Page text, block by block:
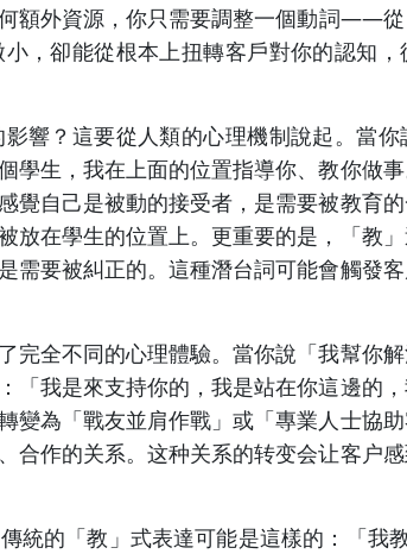
額外資源，你只需要調整一個動詞——
，卻能從根本上扭轉客戶對你的認知
響？這要從人類的心理機制說起。當
學生，我在上面的位置指導你、教你做
覺自己是被動的接受者，是需要被教育
放在學生的位置上。更重要的是，「教
需要被糾正的。這種潛台詞可能會觸發
完全不同的心理體驗。當你說「我幫你
我是來支持你的，我是站在你這邊的，
變為「戰友並肩作戰」或「專業人士協
合作的关系。这种关系的转变会让客户
統的「教」式表達可能是這樣的：「我